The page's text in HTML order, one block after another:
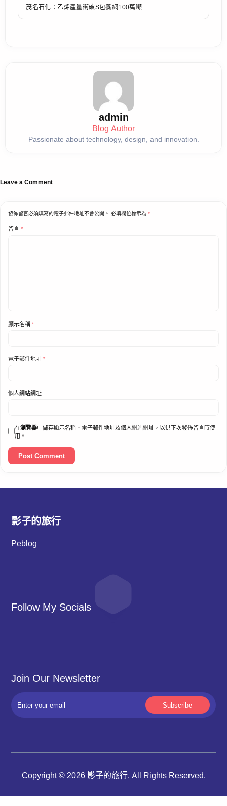
茂名石化：乙烯產量衝破S包養網100萬噸
admin
Blog Author
Passionate about technology, design, and innovation.
Leave a Comment
發佈留言必須填寫的電子郵件地址不會公開。 必填欄位標示為 *
留言 *
顯示名稱 *
電子郵件地址 *
個人網站網址
在瀏覽器中儲存顯示名稱、電子郵件地址及個人網站網址，以供下次發佈留言時使
用。
影子的旅行
Peblog
Follow My Socials
Join Our Newsletter
Copyright © 2026 影子的旅行. All Rights Reserved.